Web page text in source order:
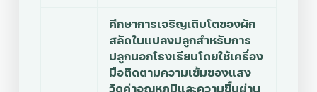
ศึกษาการเจริญเติบโตของผัก
สลัดในแปลงปลูกสำหรับการ
ปลูกนอกโรงเรียนโดยใช้เครื่อง
มือติดตามความเข้มของแสง
วัดค่าอุณหภูมิและความชื้นผ่าน